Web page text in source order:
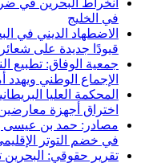
انخراط البحرين في
في الخليج
الاضطهاد الديني في
قيودًا جديدة على شعائر
جمعية الوفاق: تطبيع
الإجماع الوطني ويهدد
المحكمة العليا
اختراق أجهزة
مصادر: حمد بن عيسى
في خضم التوتر
تقرير حقوقي: البحرين